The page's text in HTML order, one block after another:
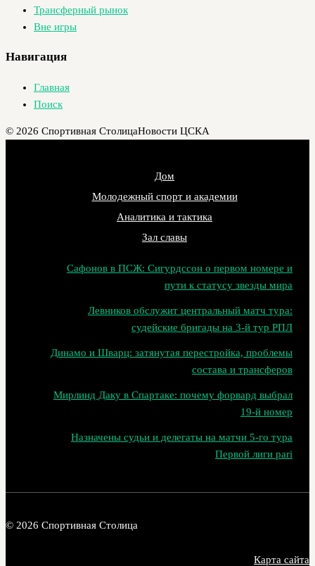
Трансферный рынок
Вне игры
Навигация
Главная
Поиск
© 2026 Спортивная СтолицаНовости ЦСКА
Дом
Молодежный спорт и академии
Аналитика и тактика
Зал славы
Сафонов в ПСЖ: Сигурдссон о первом номере и
пути к статусу звезды мира
Левников обслужит центральный матч тура:
судейские бригады на 3‑й тур РПЛ
Динамо и Шварц: затянутая перестройка, проблемы
состава и трансферов
Мирлинд Даку в Спартаке: почему форвард выбрал
19‑й номер
Назначены судьи и делегаты на матчи 5-го тура
Первой лиги pari
© 2026 Спортивная Столица
Карта сайта